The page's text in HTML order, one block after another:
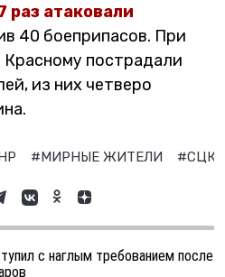
раз атаковали
40 боеприпасов. При
Красному пострадали
из них четверо
#МИРНЫЕ ЖИТЕЛИ
с наглым требованием после